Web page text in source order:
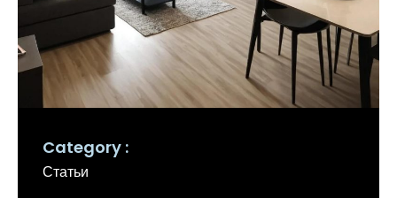
Category
Статьи